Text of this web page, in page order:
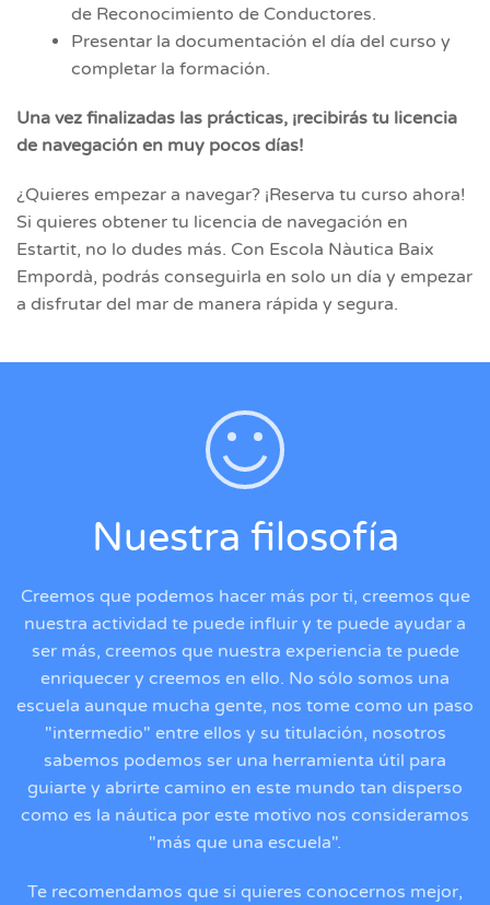
de Reconocimiento de Conductores.
Presentar la documentación el día del curso y
completar la formación.
Una vez finalizadas las prácticas, ¡recibirás tu licencia
de navegación en muy pocos días!
¿Quieres empezar a navegar? ¡Reserva tu curso ahora!
Si quieres obtener tu licencia de navegación en
Estartit, no lo dudes más. Con Escola Nàutica Baix
Empordà, podrás conseguirla en solo un día y empezar
a disfrutar del mar de manera rápida y segura.
Nuestra filosofía
Creemos que podemos hacer más por ti, creemos que
nuestra actividad te puede influir y te puede ayudar a
ser más, creemos que nuestra experiencia te puede
enriquecer y creemos en ello. No sólo somos una
escuela aunque mucha gente, nos tome como un paso
"intermedio" entre ellos y su titulación, nosotros
sabemos podemos ser una herramienta útil para
guiarte y abrirte camino en este mundo tan disperso
como es la náutica por este motivo nos consideramos
"más que una escuela".
Te recomendamos que si quieres conocernos mejor,